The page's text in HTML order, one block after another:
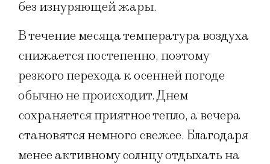
без изнуряющей жары.
В течение месяца температура воздуха
снижается постепенно, поэтому
резкого перехода к осенней погоде
обычно не происходит. Днем
сохраняется приятное тепло, а вечера
становятся немного свежее. Благодаря
менее активному солнцу отдыхать на